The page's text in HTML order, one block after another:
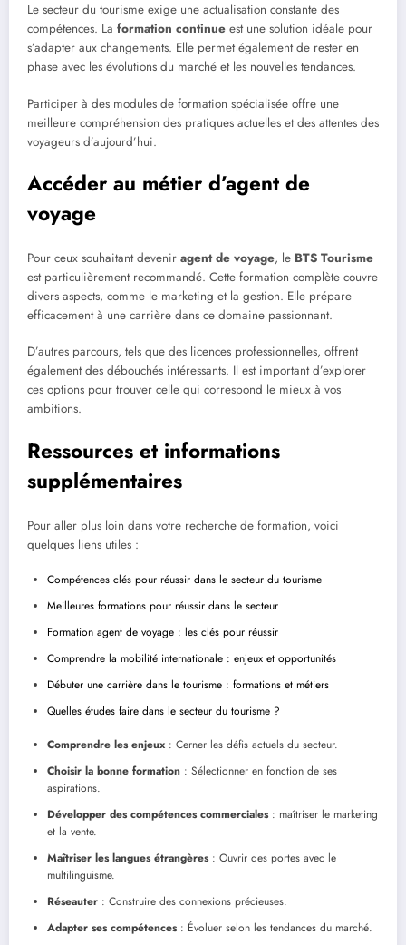
Le secteur du tourisme exige une actualisation constante des
compétences. La formation continue est une solution idéale pour
s’adapter aux changements. Elle permet également de rester en
phase avec les évolutions du marché et les nouvelles tendances.
Participer à des modules de formation spécialisée offre une
meilleure compréhension des pratiques actuelles et des attentes des
voyageurs d’aujourd’hui.
Accéder au métier d’agent de
voyage
Pour ceux souhaitant devenir agent de voyage, le BTS Tourisme
est particulièrement recommandé. Cette formation complète couvre
divers aspects, comme le marketing et la gestion. Elle prépare
efficacement à une carrière dans ce domaine passionnant.
D’autres parcours, tels que des licences professionnelles, offrent
également des débouchés intéressants. Il est important d’explorer
ces options pour trouver celle qui correspond le mieux à vos
ambitions.
Ressources et informations
supplémentaires
Pour aller plus loin dans votre recherche de formation, voici
quelques liens utiles :
Compétences clés pour réussir dans le secteur du tourisme
Meilleures formations pour réussir dans le secteur
Formation agent de voyage : les clés pour réussir
Comprendre la mobilité internationale : enjeux et opportunités
Débuter une carrière dans le tourisme : formations et métiers
Quelles études faire dans le secteur du tourisme ?
Comprendre les enjeux : Cerner les défis actuels du secteur.
Choisir la bonne formation : Sélectionner en fonction de ses
aspirations.
Développer des compétences commerciales: maîtriser le marketing
et la vente.
Maîtriser les langues étrangères: Ouvrir des portes avec le
multilinguisme.
Réseauter : Construire des connexions précieuses.
Adapter ses compétences: Évoluer selon les tendances du marché.